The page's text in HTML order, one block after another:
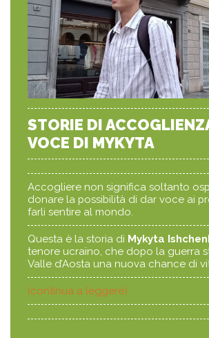
STORIE DI
VOCE DI MYKYTA
Accogliere non significa soltanto
donare la possibilità di dar voce ai
farli sentire al mondo.
Questa è la storia di Mykyta
tenore ucraino, che dopo la guerra
Valle d’Aosta una nuova chance di
(continua a leggere)